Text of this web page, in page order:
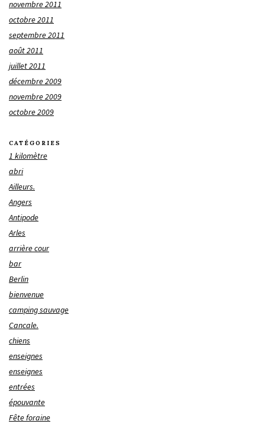
novembre 2011
octobre 2011
septembre 2011
août 2011
juillet 2011
décembre 2009
novembre 2009
octobre 2009
CATÉGORIES
1 kilomètre
abri
Ailleurs.
Angers
Antipode
Arles
arrière cour
bar
Berlin
bienvenue
camping sauvage
Cancale.
chiens
enseignes
enseignes
entrées
épouvante
Fête foraine